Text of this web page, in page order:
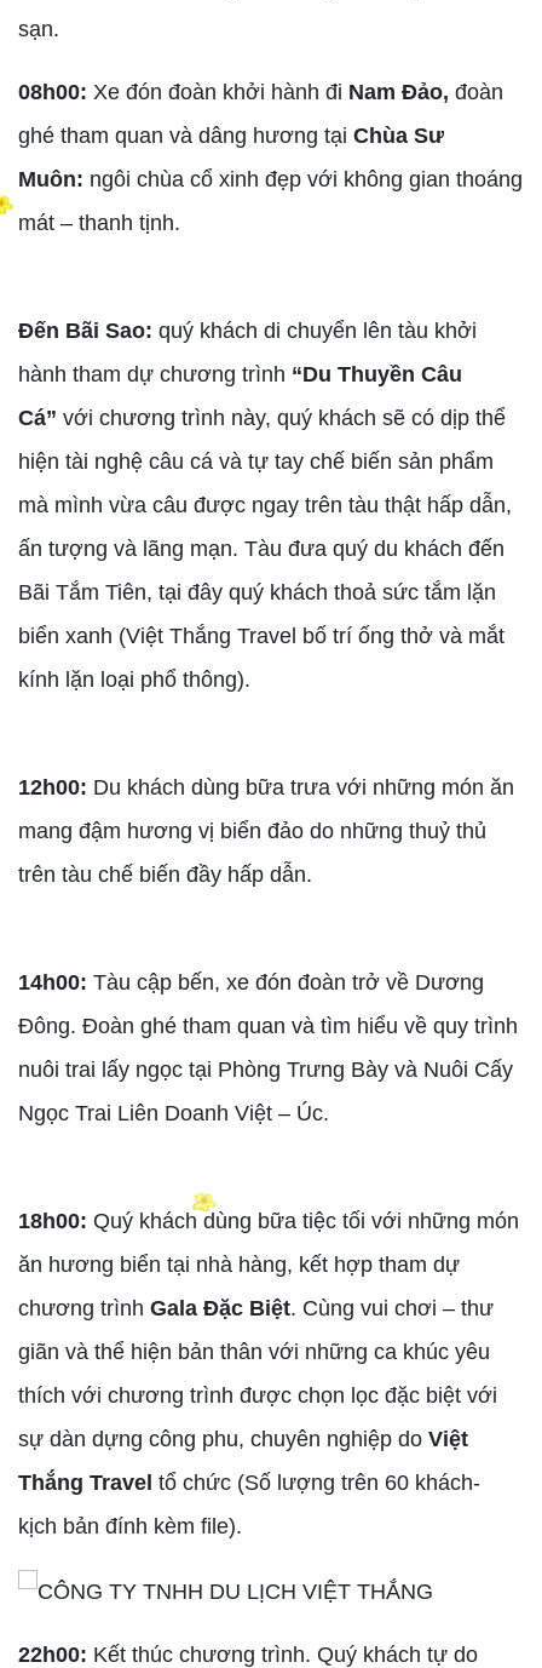
sạn.
08h00: Xe đón đoàn khởi hành đi Nam Đảo, đoàn
ghé tham quan và dâng hương tại Chùa Sư
Muôn: ngôi chùa cổ xinh đẹp với không gian thoáng
mát – thanh tịnh.
Đến Bãi Sao: quý khách di chuyển lên tàu khởi
hành tham dự chương trình “Du Thuyền Câu
Cá” với chương trình này, quý khách sẽ có dịp thể
hiện tài nghệ câu cá và tự tay chế biến sản phẩm
mà mình vừa câu được ngay trên tàu thật hấp dẫn,
ấn tượng và lãng mạn. Tàu đưa quý du khách đến
Bãi Tắm Tiên, tại đây quý khách thoả sức tắm lặn
biển xanh (Việt Thắng Travel bố trí ống thở và mắt
kính lặn loại phổ thông).
12h00: Du khách dùng bữa trưa với những món ăn
mang đậm hương vị biển đảo do những thuỷ thủ
trên tàu chế biến đầy hấp dẫn.
14h00: Tàu cập bến, xe đón đoàn trở về Dương
Đông. Đoàn ghé tham quan và tìm hiểu về quy trình
nuôi trai lấy ngọc tại Phòng Trưng Bày và Nuôi Cấy
Ngọc Trai Liên Doanh Việt – Úc.
18h00: Quý khách dùng bữa tiệc tối với những món
ăn hương biển tại nhà hàng, kết hợp tham dự
chương trình Gala Đặc Biệt. Cùng vui chơi – thư
giãn và thể hiện bản thân với những ca khúc yêu
thích với chương trình được chọn lọc đặc biệt với
sự dàn dựng công phu, chuyên nghiệp do Việt
Thắng Travel tổ chức (Số lượng trên 60 khách-
kịch bản đính kèm file).
22h00: Kết thúc chương trình. Quý khách tự do